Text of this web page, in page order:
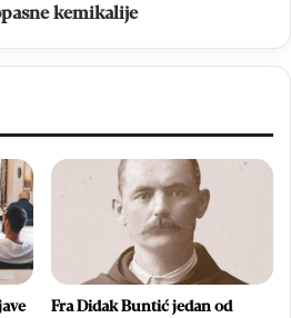
kemikalije
Fra Didak Buntić jedan od